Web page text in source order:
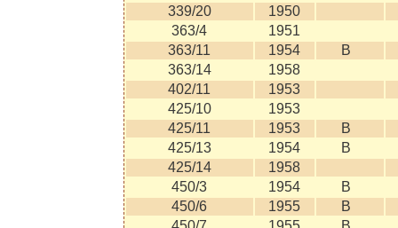
339/20
1950
363/4
1951
363/11
1954
B
363/14
1958
402/11
1953
425/10
1953
425/11
1953
B
425/13
1954
B
425/14
1958
450/3
1954
B
450/6
1955
B